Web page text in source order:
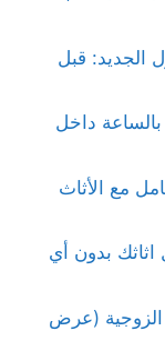
الجديد: قبل
داخل
مع الأثاث
بدون أي
(عرض